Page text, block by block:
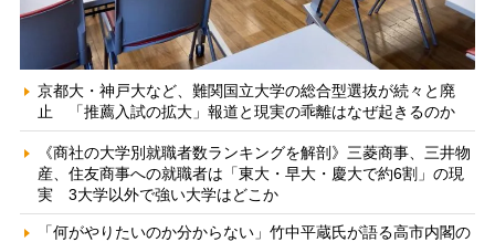
京都大・神戸大など、難関国立大学の総合型選抜が続々と廃
止 「推薦入試の拡大」報道と現実の乖離はなぜ起きるのか
《商社の大学別就職者数ランキングを解剖》三菱商事、三井物
産、住友商事への就職者は「東大・早大・慶大で約6割」の現
実 3大学以外で強い大学はどこか
「何がやりたいのか分からない」竹中平蔵氏が語る高市内閣の